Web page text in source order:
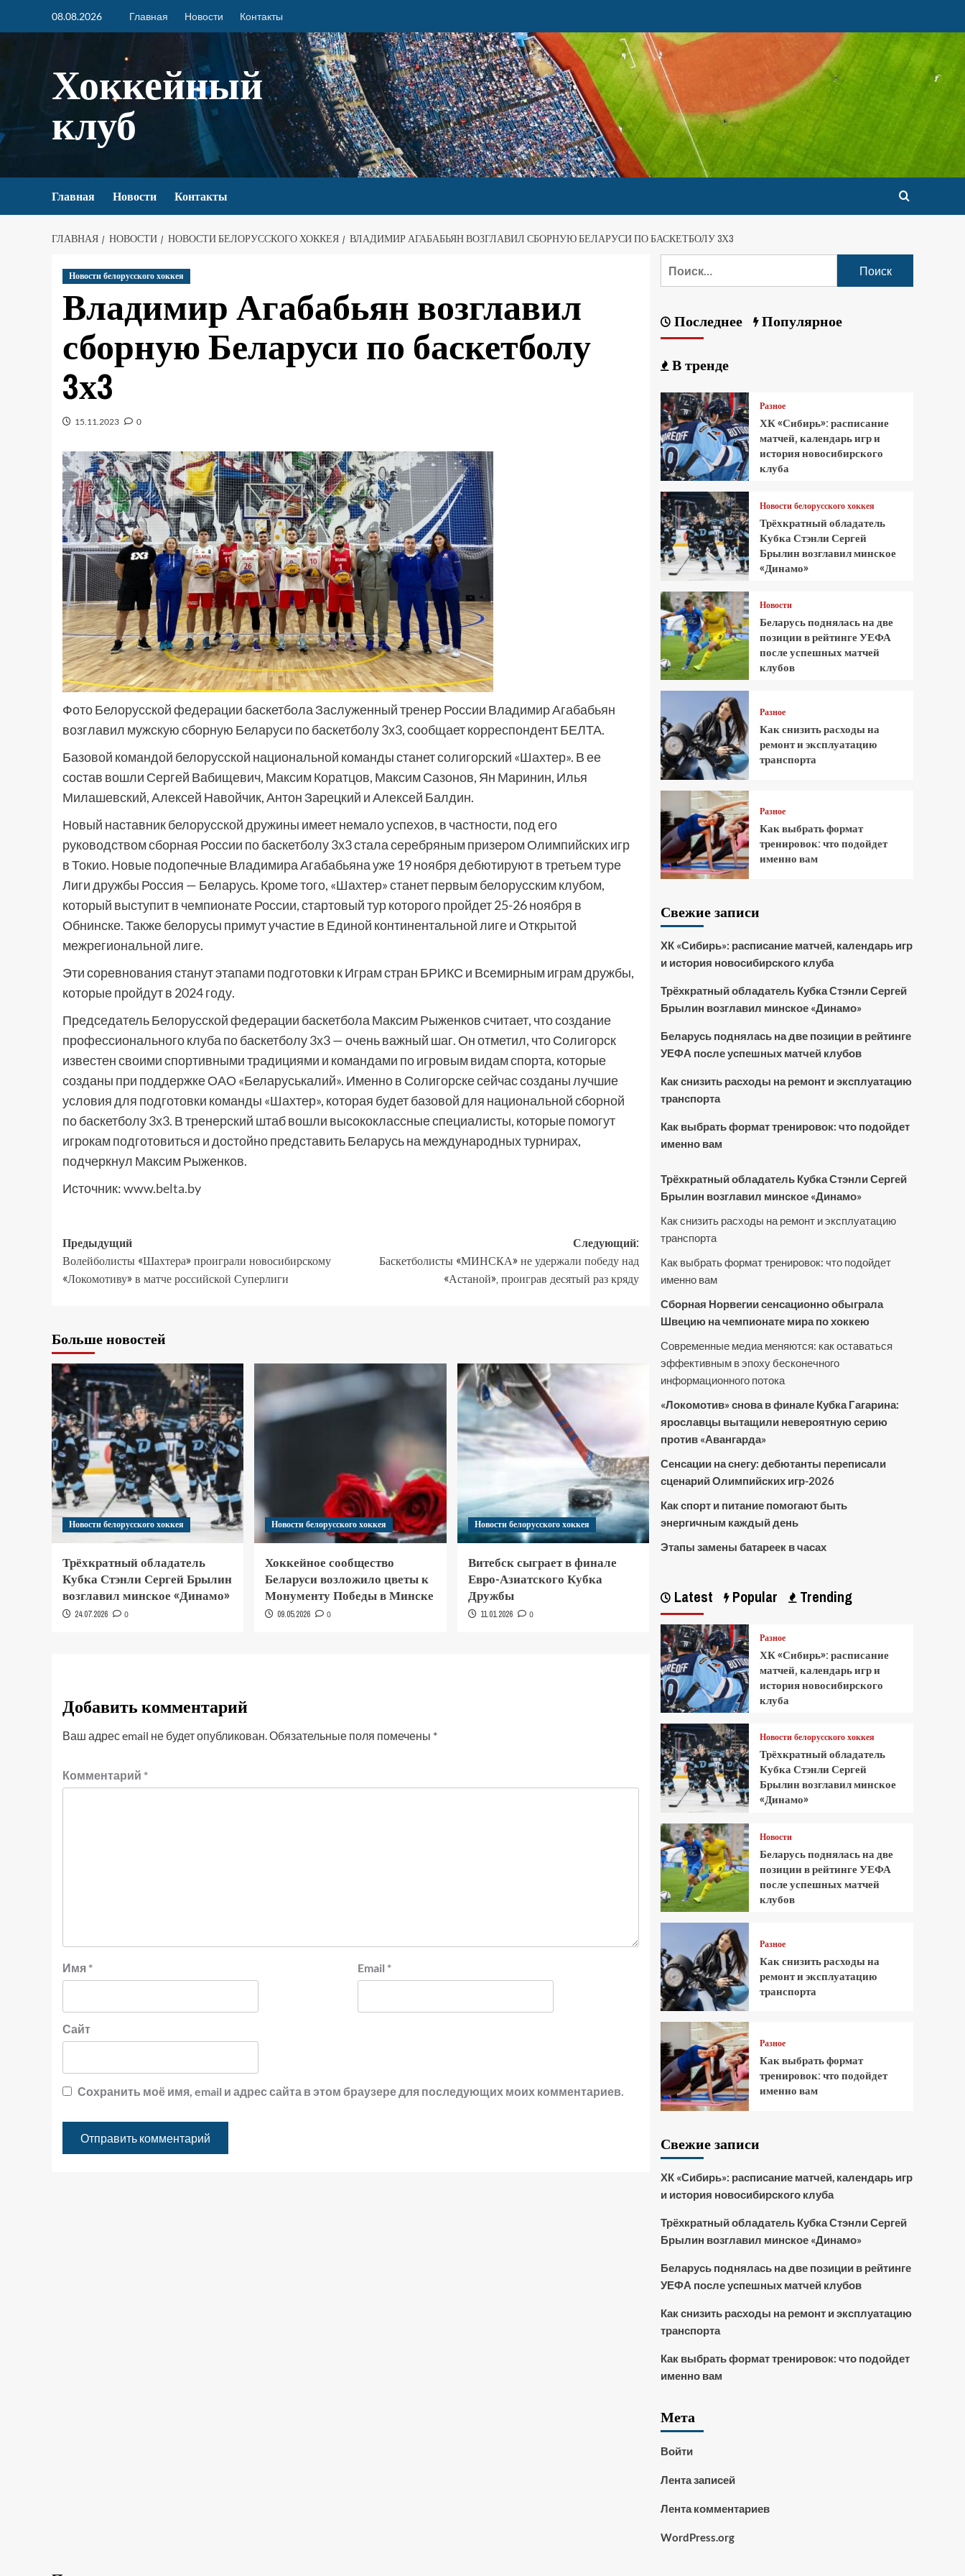
08.08.2026 Главная Новости Контакты
Хоккейный
клуб
Главная Новости Контакты
ГЛАВНАЯ НОВОСТИ НОВОСТИ БЕЛОРУССКОГО ХОККЕЯ ВЛАДИМИР АГАБАБЬЯН ВОЗГЛАВИЛ СБОРНУЮ БЕЛАРУСИ ПО БАСКЕТБОЛУ 3Х3
Новости белорусского хоккея
Владимир Агабабьян возглавил
сборную Беларуси по баскетболу
3х3
15.11.2023 0
Фото Белорусской федерации баскетбола Заслуженный тренер России Владимир Агабабьян
возглавил мужскую сборную Беларуси по баскетболу 3х3, сообщает корреспондент БЕЛТА.
Базовой командой белорусской национальной команды станет солигорский «Шахтер». В ее
состав вошли Сергей Вабищевич, Максим Коратцов, Максим Сазонов, Ян Маринин, Илья
Милашевский, Алексей Навойчик, Антон Зарецкий и Алексей Балдин.
Новый наставник белорусской дружины имеет немало успехов, в частности, под его
руководством сборная России по баскетболу 3х3 стала серебряным призером Олимпийских игр
в Токио. Новые подопечные Владимира Агабабьяна уже 19 ноября дебютируют в третьем туре
Лиги дружбы Россия — Беларусь. Кроме того, «Шахтер» станет первым белорусским клубом,
который выступит в чемпионате России, стартовый тур которого пройдет 25-26 ноября в
Обнинске. Также белорусы примут участие в Единой континентальной лиге и Открытой
межрегиональной лиге.
Эти соревнования станут этапами подготовки к Играм стран БРИКС и Всемирным играм дружбы,
которые пройдут в 2024 году.
Председатель Белорусской федерации баскетбола Максим Рыженков считает, что создание
профессионального клуба по баскетболу 3х3 — очень важный шаг. Он отметил, что Солигорск
известен своими спортивными традициями и командами по игровым видам спорта, которые
созданы при поддержке ОАО «Беларуськалий». Именно в Солигорске сейчас созданы лучшие
условия для подготовки команды «Шахтер», которая будет базовой для национальной сборной
по баскетболу 3х3. В тренерский штаб вошли высококлассные специалисты, которые помогут
игрокам подготовиться и достойно представить Беларусь на международных турнирах,
подчеркнул Максим Рыженков.
Источник:www.belta.by
Предыдущий
Волейболисты «Шахтера» проиграли новосибирскому
«Локомотиву» в матче российской Суперлиги
Следующий:
Баскетболисты «МИНСКА» не удержали победу над
«Астаной», проиграв десятый раз кряду
Больше новостей
Новости белорусского хоккея
Трёхкратный обладатель
Кубка Стэнли Сергей Брылин
возглавил минское «Динамо»
24.07.2026 0
Новости белорусского хоккея
Хоккейное сообщество
Беларуси возложило цветы к
Монументу Победы в Минске
09.05.2026 0
Новости белорусского хоккея
Витебск сыграет в финале
Евро-Азиатского Кубка
Дружбы
11.01.2026 0
Добавить комментарий
Ваш адрес email не будет опубликован.Обязательные поля помечены *
Комментарий *
Имя * Email *
Сайт
Сохранить моё имя, email и адрес сайта в этом браузере для последующих моих комментариев.
Последнее Популярное
В тренде
Разное
ХК «Сибирь»: расписание
матчей, календарь игр и
история новосибирского
клуба
Новости белорусского хоккея
Трёхкратный обладатель
Кубка Стэнли Сергей
Брылин возглавил минское
«Динамо»
Новости
Беларусь поднялась на две
позиции в рейтинге УЕФА
после успешных матчей
клубов
Разное
Как снизить расходы на
ремонт и эксплуатацию
транспорта
Разное
Как выбрать формат
тренировок: что подойдет
именно вам
Свежие записи
ХК «Сибирь»: расписание матчей, календарь игр
и история новосибирского клуба
Трёхкратный обладатель Кубка Стэнли Сергей
Брылин возглавил минское «Динамо»
Беларусь поднялась на две позиции в рейтинге
УЕФА после успешных матчей клубов
Как снизить расходы на ремонт и эксплуатацию
транспорта
Как выбрать формат тренировок: что подойдет
именно вам
Трёхкратный обладатель Кубка Стэнли Сергей
Брылин возглавил минское «Динамо»
Как снизить расходы на ремонт и эксплуатацию
транспорта
Как выбрать формат тренировок: что подойдет
именно вам
Сборная Норвегии сенсационно обыграла
Швецию на чемпионате мира по хоккею
Современные медиа меняются: как оставаться
эффективным в эпоху бесконечного
информационного потока
«Локомотив» снова в финале Кубка Гагарина:
ярославцы вытащили невероятную серию
против «Авангарда»
Сенсации на снегу: дебютанты переписали
сценарий Олимпийских игр-2026
Как спорт и питание помогают быть
энергичным каждый день
Этапы замены батареек в часах
Latest Popular Trending
Разное
ХК «Сибирь»: расписание
матчей, календарь игр и
история новосибирского
клуба
Новости белорусского хоккея
Трёхкратный обладатель
Кубка Стэнли Сергей
Брылин возглавил минское
«Динамо»
Новости
Беларусь поднялась на две
позиции в рейтинге УЕФА
после успешных матчей
клубов
Разное
Как снизить расходы на
ремонт и эксплуатацию
транспорта
Разное
Как выбрать формат
тренировок: что подойдет
именно вам
Свежие записи
ХК «Сибирь»: расписание матчей, календарь игр
и история новосибирского клуба
Трёхкратный обладатель Кубка Стэнли Сергей
Брылин возглавил минское «Динамо»
Беларусь поднялась на две позиции в рейтинге
УЕФА после успешных матчей клубов
Как снизить расходы на ремонт и эксплуатацию
транспорта
Как выбрать формат тренировок: что подойдет
именно вам
Мета
Войти
Лента записей
Лента комментариев
WordPress.org